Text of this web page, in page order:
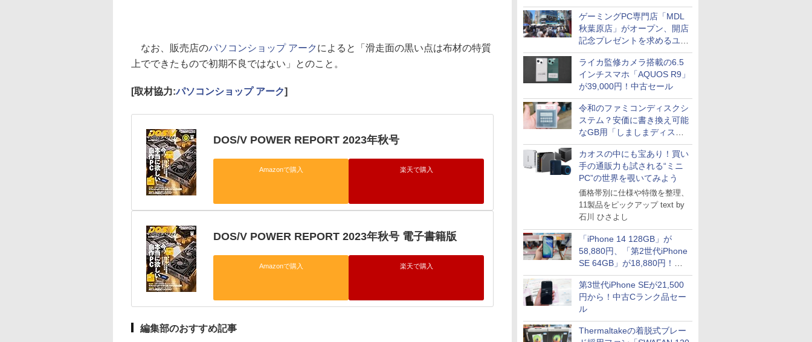
ら
ゲーミングPC専門店「MDL
秋葉原店」がオープン、開店
記念プレゼントを求めるユー
ザーが押し寄せ長蛇の列に
ライカ監修カメラ搭載の6.5
インチスマホ「AQUOS R9」
が39,000円！中古セール
令和のファミコンディスクシ
ステム？安価に書き換え可能
なGB用「しましまディスク
システム」
カオスの中にも宝あり！買い
手の通販力も試される“ミニ
PC”の世界を覗いてみよう
価格帯別に仕様や特徴を整理、
11製品をピックアップ text by
石川 ひさよし
「iPhone 14 128GB」が
58,880円、「第2世代iPhone
SE 64GB」が18,880円！中
古Bランク品セール
第3世代iPhone SEが21,500
円から！中古Cランク品セー
ル
Thermaltakeの着脱式ブレー
なお、販売店のパソコンショップ アーク によると「滑走面の黒い点は布材の特質
上でできたもので初期不良ではない」とのこと。
[取材協力:パソコンショップ アーク]
DOS/V POWER REPORT 2023年秋号
Amazonで購入 楽天で購入
DOS/V POWER REPORT 2023年秋号 電子書籍版
Amazonで購入 楽天で購入
編集部のおすすめ記事